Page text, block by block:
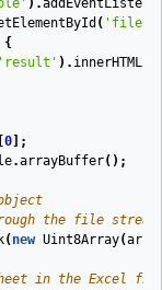
).
(
{
'result' ). innerHTML
0 ];
.arrayBuffer();
the file stream
( new Uint8Array(
in the Excel